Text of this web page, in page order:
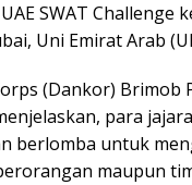
SWAT Challenge
Uni Emirat Arab
(Dankor) Brimob
para
berlomba untuk
maupun